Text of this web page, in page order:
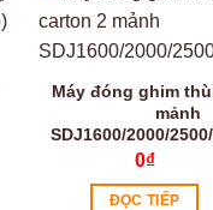
Máy đóng ghim
mảnh
SDJ1600/2000/
0₫
ĐỌC TIẾP